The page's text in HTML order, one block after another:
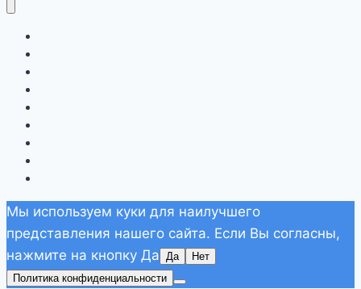
Мы используем куки для наилучшего
представления нашего сайта. Если Вы согласны,
нажмите на кнопку Да
Да
Нет
Политика конфиденциальности